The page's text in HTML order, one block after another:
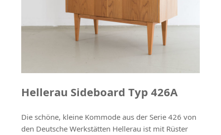
Hellerau Sideboard Typ 426A
Die schöne, kleine Kommode aus der Serie 426 von
den Deutsche Werkstätten Hellerau ist mit Rüster